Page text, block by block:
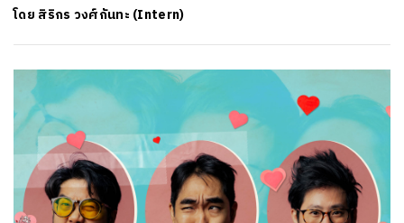
โดย สิริกร วงศ์กันทะ (Intern)